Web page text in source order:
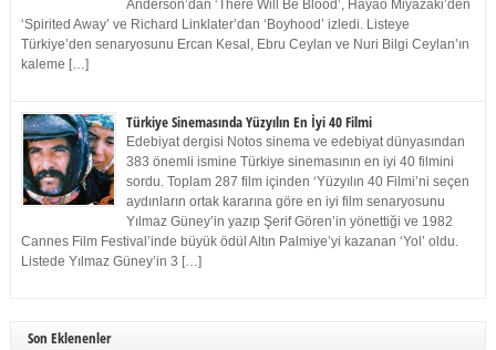
Anderson’dan ‘There Will Be Blood’, Hayao Miyazaki’den
‘Spirited Away’ ve Richard Linklater’dan ‘Boyhood’ izledi. Listeye
Türkiye’den senaryosunu Ercan Kesal, Ebru Ceylan ve Nuri Bilgi Ceylan’ın
kaleme […]
Türkiye Sinemasında Yüzyılın En İyi 40 Filmi
Edebiyat dergisi Notos sinema ve edebiyat dünyasından
383 önemli ismine Türkiye sinemasının en iyi 40 filmini
sordu. Toplam 287 film içinden ‘Yüzyılın 40 Filmi’ni seçen
aydınların ortak kararına göre en iyi film senaryosunu
Yılmaz Güney’in yazıp Şerif Gören’in yönettiği ve 1982
Cannes Film Festival’inde büyük ödül Altın Palmiye’yi kazanan ‘Yol’ oldu.
Listede Yılmaz Güney’in 3 […]
Son Eklenenler